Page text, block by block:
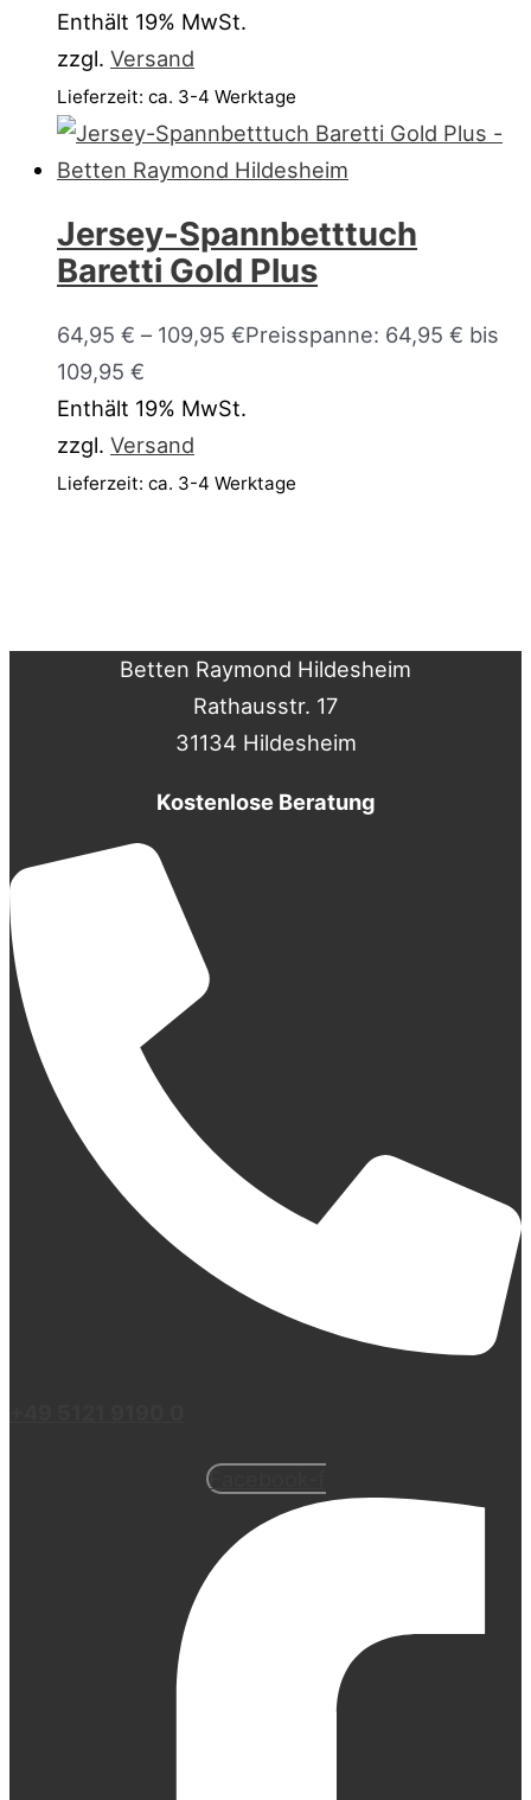
Enthält 19% MwSt.
zzgl. Versand
Lieferzeit: ca. 3-4 Werktage
Jersey-Spannbetttuch
Baretti Gold Plus
64,95 € – 109,95 €Preisspanne: 64,95 € bis
109,95 €
Enthält 19% MwSt.
zzgl. Versand
Lieferzeit: ca. 3-4 Werktage
Betten Raymond Hildesheim
Rathausstr. 17
31134 Hildesheim
Kostenlose Beratung
Facebook-f